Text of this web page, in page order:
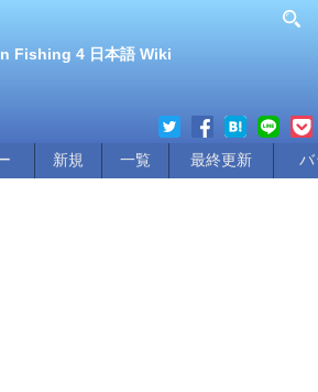
Fishing 4 日本語 Wiki
新規 一覧 最終更新 バ